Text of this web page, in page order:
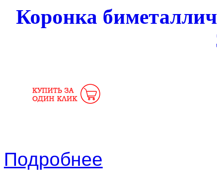
Коронка
Подробнее